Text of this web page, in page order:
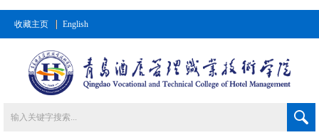
收藏主页 English